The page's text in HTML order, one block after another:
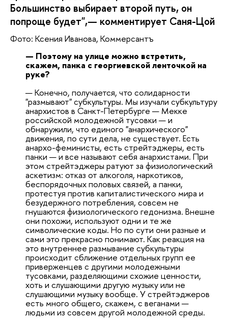
Большинство выбирает второй путь, он
попроще будет",— комментирует Саня-Цой
Фото: Ксения Иванова, Коммерсантъ
— Поэтому на улице можно встретить,
скажем, панка с георгиевской ленточкой на
руке?
— Конечно, получается, что солидарности
"размывают" субкультуры. Мы изучали субкультуру
анархистов в Санкт-Петербурге — Мекке
российской молодежной тусовки — и
обнаружили, что единого "анархического"
движения, по сути дела, не существует. Есть
анархо-феминисты, есть стрейтэджеры, есть
панки — и все называют себя анархистами. При
этом стрейтэджеры ратуют за физиологический
аскетизм: отказ от алкоголя, наркотиков,
беспорядочных половых связей, а панки,
протестуя против капиталистического мира и
безудержного потребления, совсем не
гнушаются физиологического гедонизма. Внешне
они похожи, используют одни и те же
символические коды. Но по сути они разные и
сами это прекрасно понимают. Как реакция на
это внутреннее размывание субкультуры
происходит сближение отдельных групп ее
приверженцев с другими молодежными
тусовками, разделяющими схожие ценности,
хоть и слушающими другую музыку или не
слушающими музыку вообще. У стрейтэджеров
есть много общего, скажем, с веганами —
людьми из совсем другой молодежной среды.